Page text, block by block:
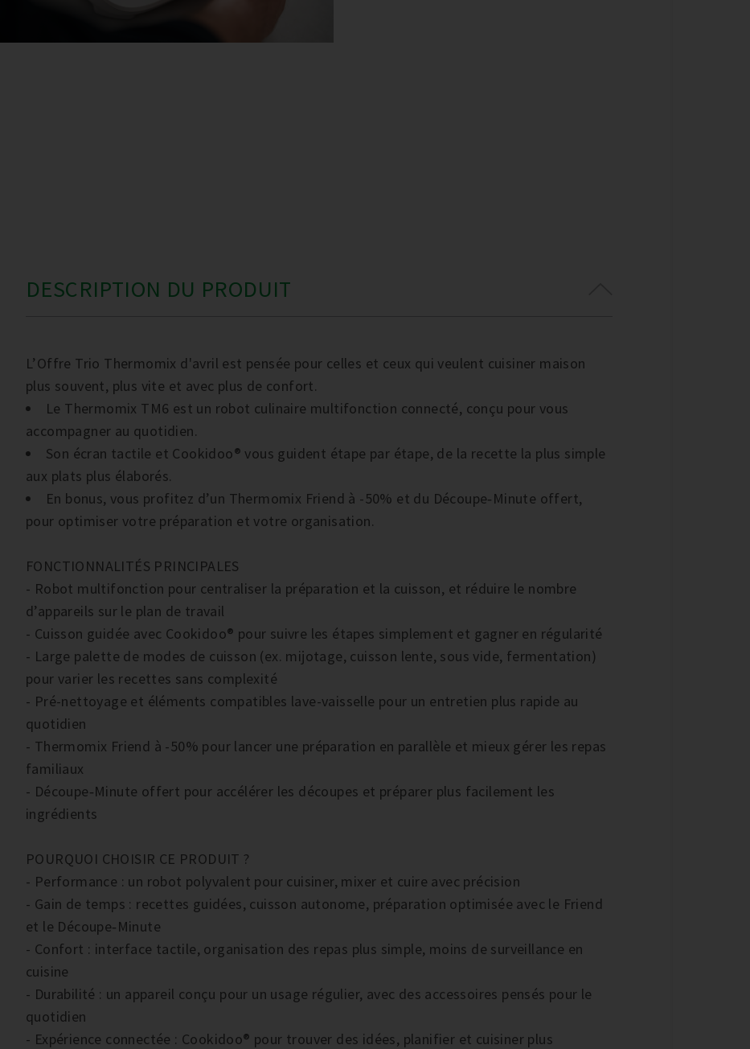
DESCRIPTION DU PRODUIT
L’Offre Trio Thermomix d'avril est pensée pour celles et ceux qui veulent cuisiner maison
plus souvent, plus vite et avec plus de confort.
Le Thermomix TM6 est un robot culinaire multifonction connecté, conçu pour vous
accompagner au quotidien.
Son écran tactile et Cookidoo® vous guident étape par étape, de la recette la plus simple
aux plats plus élaborés.
En bonus, vous profitez d’un Thermomix Friend à -50% et du Découpe‑Minute offert,
pour optimiser votre préparation et votre organisation.
FONCTIONNALITÉS PRINCIPALES
- Robot multifonction pour centraliser la préparation et la cuisson, et réduire le nombre
d’appareils sur le plan de travail
- Cuisson guidée avec Cookidoo® pour suivre les étapes simplement et gagner en régularité
- Large palette de modes de cuisson (ex. mijotage, cuisson lente, sous vide, fermentation)
pour varier les recettes sans complexité
- Pré-nettoyage et éléments compatibles lave-vaisselle pour un entretien plus rapide au
quotidien
- Thermomix Friend à -50% pour lancer une préparation en parallèle et mieux gérer les repas
familiaux
- Découpe‑Minute offert pour accélérer les découpes et préparer plus facilement les
ingrédients
POURQUOI CHOISIR CE PRODUIT ?
- Performance : un robot polyvalent pour cuisiner, mixer et cuire avec précision
- Gain de temps : recettes guidées, cuisson autonome, préparation optimisée avec le Friend
et le Découpe‑Minute
- Confort : interface tactile, organisation des repas plus simple, moins de surveillance en
cuisine
- Durabilité : un appareil conçu pour un usage régulier, avec des accessoires pensés pour le
quotidien
- Expérience connectée : Cookidoo® pour trouver des idées, planifier et cuisiner plus